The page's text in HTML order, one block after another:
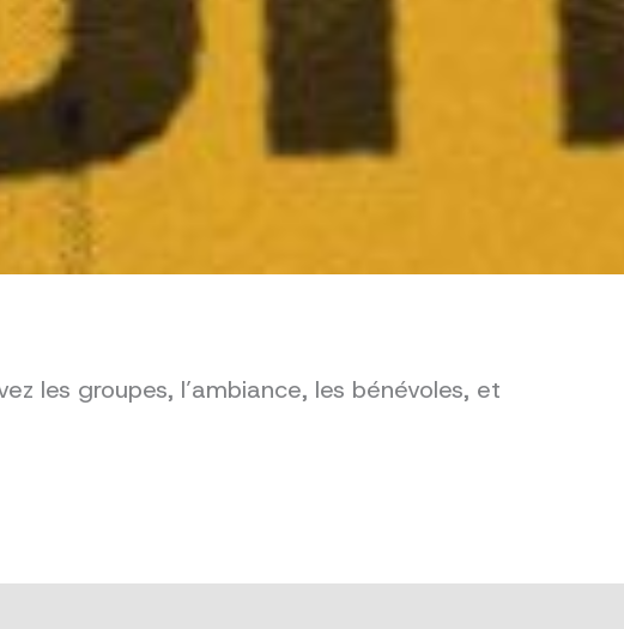
les groupes, l’ambiance, les bénévoles, et